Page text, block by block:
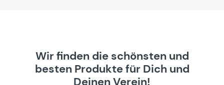
Wir finden die schönsten und
besten Produkte für Dich und
Deinen Verein!